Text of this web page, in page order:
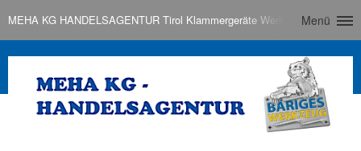
MEHA KG HANDELSAGENTUR Tirol Klammergeräte Werkzeug Nagler
Menü